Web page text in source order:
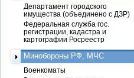
Департамент городского
имущества (объединено с ДЗР)
Федеральная служба гос.
регистрации, кадастра и
картографии Росреестр
Минобороны РФ, МЧС
Военкоматы